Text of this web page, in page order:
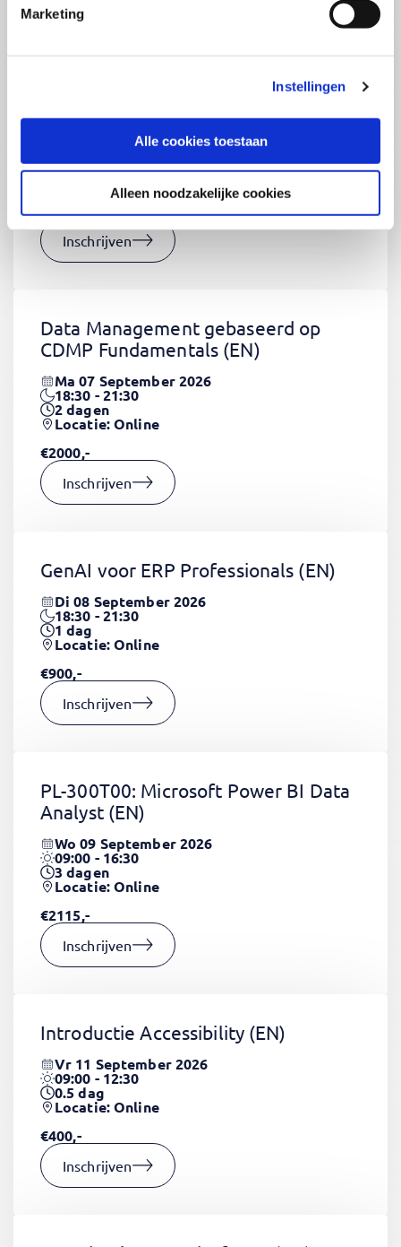
Marketing
Instellingen
Alle cookies toestaan
Alleen noodzakelijke cookies
Inschrijven
Do 03 September 2026
2dagen
€1320,-
Inschrijven
Data Management gebaseerd op
CDMP Fundamentals (EN)
Ma 07 September 2026
18:30 - 21:30
2dagen
Locatie: Online
€2000,-
Inschrijven
GenAI voor ERP Professionals (EN)
Di 08 September 2026
18:30 - 21:30
1dag
Locatie: Online
€900,-
Inschrijven
PL-300T00: Microsoft Power BI Data
Analyst (EN)
Wo 09 September 2026
09:00 - 16:30
3dagen
Locatie: Online
€2115,-
Inschrijven
Introductie Accessibility (EN)
Vr 11 September 2026
09:00 - 12:30
0.5dag
Locatie: Online
€400,-
Inschrijven